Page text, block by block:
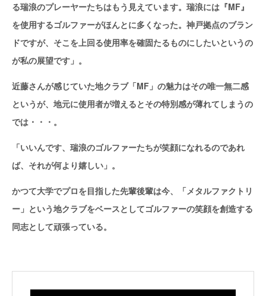
る瑞浪のプレーヤーたちはもう見えています。瑞浪には『MF』
を使用するゴルファーがほんとに多くなった。神戸拠点のブラン
ドですが、そこを上回る使用率を確固たるものにしたいというの
が私の展望です」。
近藤さんが感じていた地クラブ「MF」の魅力はその唯一無二感
というが、地元に使用者が増えるとその特別感が薄れてしまうの
では・・・。
「いいんです、瑞浪のゴルファーたちが笑顔になれるのであれ
ば、それが何より嬉しい」。
かつて大学でプロを目指した先輩後輩は今、「メタルファクトリ
ー」という地クラブをベースとしてゴルファーの笑顔を創造する
同志として頑張っている。